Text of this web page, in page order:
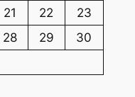
21 22
23
28 29
30